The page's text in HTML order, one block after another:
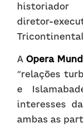
historiador
diretor-
A Opera
“relações
e
interesses
ambas as